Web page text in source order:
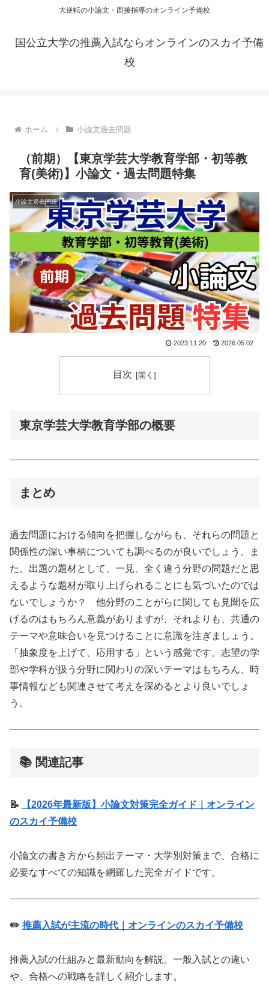
大逆転の小論文・面接指導のオンライン予備校
国公立大学の推薦入試ならオンラインのスカイ予備
校
ホーム 小論文過去問題
（前期）【東京学芸大学教育学部・初等教
育(美術)】小論文・過去問題特集
小論文過去問題
2023.11.20 2026.05.02
目次
東京学芸大学教育学部の概要
まとめ
過去問題における傾向を把握しながらも、それらの問題と
関係性の深い事柄についても調べるのが良いでしょう。ま
た、出題の題材として、一見、全く違う分野の問題だと思
えるような題材が取り上げられることにも気づいたのでは
ないでしょうか？ 他分野のことがらに関しても見聞を広
げるのはもちろん意義がありますが、それよりも、共通の
テーマや意味合いを見つけることに意識を注ぎましょう。
「抽象度を上げて、応用する」という感覚です。志望の学
部や学科が扱う分野に関わりの深いテーマはもちろん、時
事情報なども関連させて考えを深めるとより良いでしょ
う。
📚 関連記事
📝
【2026年最新版】小論文対策完全ガイド｜オンライン
のスカイ予備校
小論文の書き方から頻出テーマ・大学別対策まで、合格に
必要なすべての知識を網羅した完全ガイドです。
✏️ 推薦入試が主流の時代｜オンラインのスカイ予備校
推薦入試の仕組みと最新動向を解説。一般入試との違い
や、合格への戦略を詳しく紹介します。